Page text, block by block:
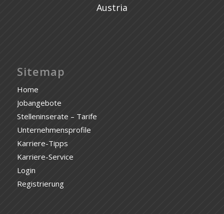
Austria
Sitemap
Home
Jobangebote
Stelleninserate – Tarife
Unternehmensprofile
Karriere-Tipps
Karriere-Service
Login
Registrierung